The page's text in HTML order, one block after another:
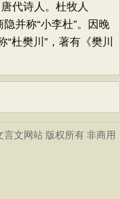
代诗人。杜牧人
并称“小李杜”。因晚
杜樊川”，著有《樊川
文网站 版权所有 非商用